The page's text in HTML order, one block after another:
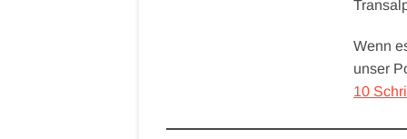
Wenn
unser
10